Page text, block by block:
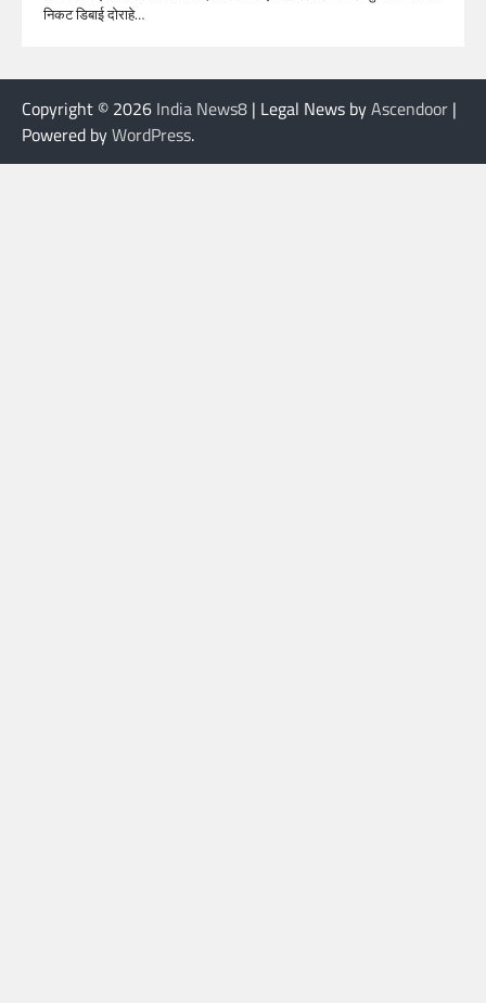
निकट डिबाई दोराहे…
Copyright © 2026 India News8 | Legal News byAscendoor |
Powered byWordPress.